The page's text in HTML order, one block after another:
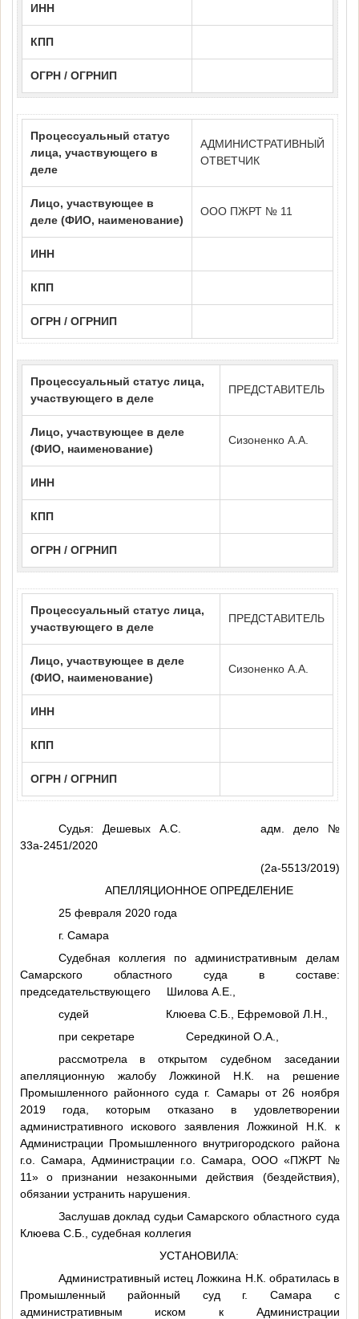
ИНН
КПП
ОГРН / ОГРНИП
Процессуальный статус
лица, участвующего в
деле
АДМИНИСТРАТИВНЫЙ
ОТВЕТЧИК
Лицо, участвующее в
деле (ФИО, наименование)
ООО ПЖРТ № 11
ИНН
КПП
ОГРН / ОГРНИП
Процессуальный статус лица,
участвующего в деле
ПРЕДСТАВИТЕЛЬ
Лицо, участвующее в деле
(ФИО, наименование)
Сизоненко А.А.
ИНН
КПП
ОГРН / ОГРНИП
Процессуальный статус лица,
участвующего в деле
ПРЕДСТАВИТЕЛЬ
Лицо, участвующее в деле
(ФИО, наименование)
Сизоненко А.А.
ИНН
КПП
ОГРН / ОГРНИП
Судья: Дешевых А.С. адм. дело №
33а-2451/2020
(2а-5513/2019)
АПЕЛЛЯЦИОННОЕ ОПРЕДЕЛЕНИЕ
25 февраля 2020 года
г. Самара
Судебная коллегия по административным делам
Самарского областного суда в составе:
председательствующего Шилова А.Е.,
судей Клюева С.Б., Ефремовой Л.Н.,
при секретаре Середкиной О.А.,
рассмотрела в открытом судебном заседании
апелляционную жалобу Ложкиной Н.К.
на решение
Промышленного районного суда г. Самары от 26 ноября
2019 года, которым отказано в удовлетворении
административного искового заявления Ложкиной Н.К.
к
Администрации Промышленного внутригородского района
г.о. Самара, Администрации г.о. Самара, ООО «ПЖРТ №
11» о признании незаконными действия (бездействия),
обязании устранить нарушения.
Заслушав доклад судьи Самарского областного суда
Клюева С.Б., судебная коллегия
УСТАНОВИЛА:
Административный истец Ложкина Н.К. обратилась в
Промышленный районный суд г. Самара с
административным иском к Администрации